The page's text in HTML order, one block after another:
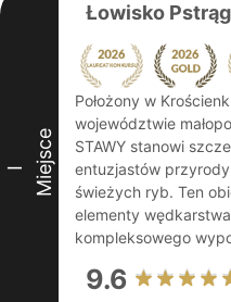
I Miejsce
Łowisko
Położony w
województwie
STAWY stanowi
entuzjastów
świeżych ryb. Ten
elementy
kompleksowego
9.6